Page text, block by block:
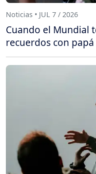
Noticias • JUL 7 / 2026
Cuando el Mundial
recuerdos con papá